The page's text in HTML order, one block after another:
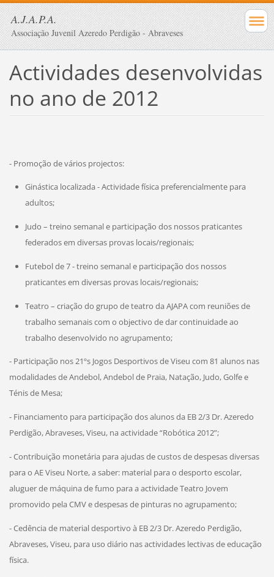
A.J.A.P.A.
Associação Juvenil Azeredo Perdigão - Abraveses
Actividades desenvolvidas
no ano de 2012
- Promoção de vários projectos:
Ginástica localizada - Actividade física preferencialmente para
adultos;
Judo – treino semanal e participação dos nossos praticantes
federados em diversas provas locais/regionais;
Futebol de 7 - treino semanal e participação dos nossos
praticantes em diversas provas locais/regionais;
Teatro – criação do grupo de teatro da AJAPA com reuniões de
trabalho semanais com o objectivo de dar continuidade ao
trabalho desenvolvido no agrupamento;
- Participação nos 21ºs Jogos Desportivos de Viseu com 81 alunos nas
modalidades de Andebol, Andebol de Praia, Natação, Judo, Golfe e
Ténis de Mesa;
- Financiamento para participação dos alunos da EB 2/3 Dr. Azeredo
Perdigão, Abraveses, Viseu, na actividade “Robótica 2012”;
- Contribuição monetária para ajudas de custos de despesas diversas
para o AE Viseu Norte, a saber: material para o desporto escolar,
aluguer de máquina de fumo para a actividade Teatro Jovem
promovido pela CMV e despesas de pinturas no agrupamento;
- Cedência de material desportivo à EB 2/3 Dr. Azeredo Perdigão,
Abraveses, Viseu, para uso diário nas actividades lectivas de educação
física.